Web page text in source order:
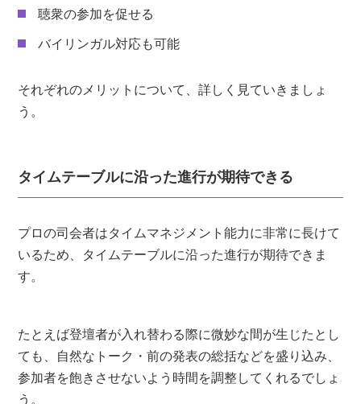
聴衆の参加を促せる
バイリンガル対応も可能
それぞれのメリットについて、詳しく見ていきましょ
う。
タイムテーブルに沿った進行が期待できる
プロの司会者はタイムマネジメント能力に非常に長けて
いるため、タイムテーブルに沿った進行が期待できま
す。
たとえば登壇者が入れ替わる際に微妙な間が生じたとし
ても、自然なトーク・前の発表の総括などを盛り込み、
参加者を飽きさせないよう時間を調整してくれるでしょ
う。